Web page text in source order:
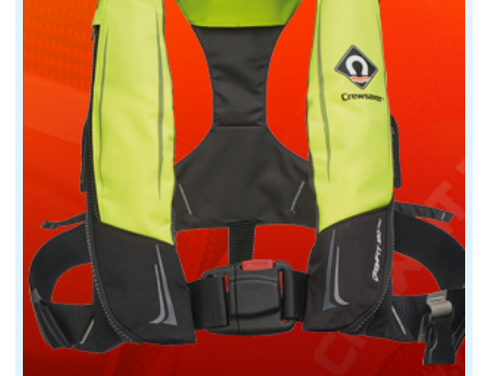
Avant de hisser le spi, il est essentiel de vérifier
Pour le spi symétrique, l'empannage, et le réglage
Cependant, son installation demande une certaine
Le spi asymétrique, une voile plus facile pour
À l'inverse, le spi asymétrique séduit par sa facilité
Il est plus simple à manier, notamment pour les